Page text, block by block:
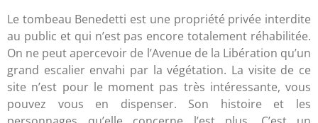
Le tombeau Benedetti est une propriété privée interdite
au public et qui n’est pas encore totalement réhabilitée.
On ne peut apercevoir de l’Avenue de la Libération qu’un
grand escalier envahi par la végétation. La visite de ce
site n’est pour le moment pas très intéressante, vous
pouvez vous en dispenser. Son histoire et les